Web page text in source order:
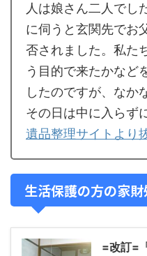
人は娘さん二人でし
に伺うと玄関先でお
否されました。私た
う目的で来たかなど
したのですが、なか
その日は中に入らず
遺品整理サイトより
生活保護の方の家
=改訂=